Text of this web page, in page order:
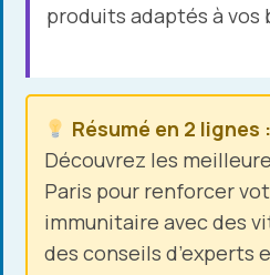
produits adaptés à vos
Résumé en 2 lignes :
Découvrez les
Paris pour renforcer
immunitaire avec des
des conseils d’experts